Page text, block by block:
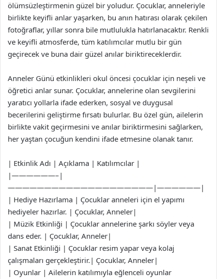
ölümsüzleştirmenin güzel bir yoludur. Çocuklar, anneleriyle
birlikte keyifli anlar yaşarken, bu anın hatırası olarak çekilen
fotoğraflar, yıllar sonra bile mutlulukla hatırlanacaktır. Renkli
ve keyifli atmosferde, tüm katılımcılar mutlu bir gün
geçirecek ve buna dair güzel anılar biriktireceklerdir.
Anneler Günü etkinlikleri okul öncesi çocuklar için neşeli ve
öğretici anlar sunar. Çocuklar, annelerine olan sevgilerini
yaratıcı yollarla ifade ederken, sosyal ve duygusal
becerilerini geliştirme fırsatı bulurlar. Bu özel gün, ailelerin
birlikte vakit geçirmesini ve anılar biriktirmesini sağlarken,
her yaştan çocuğun kendini ifade etmesine olanak tanır.
| Etkinlik Adı | Açıklama | Katılımcılar |
|——————–|
————————————————————|——————|
| Hediye Hazırlama | Çocuklar anneleri için el yapımı
hediyeler hazırlar. | Çocuklar, Anneler|
| Müzik Etkinliği | Çocuklar annelerine şarkı söyler veya
dans eder. | Çocuklar, Anneler|
| Sanat Etkinliği | Çocuklar resim yapar veya kolaj
çalışmaları gerçekleştirir.| Çocuklar, Anneler|
| Oyunlar | Ailelerin katılımıyla eğlenceli oyunlar